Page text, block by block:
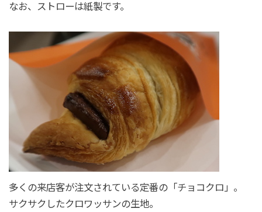
なお、ストローは紙製です。
多くの来店客が注文されている定番の「チョコクロ」。
サクサクしたクロワッサンの生地。